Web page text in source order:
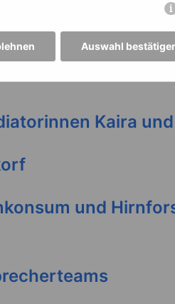
Kaira
und
Auswahl